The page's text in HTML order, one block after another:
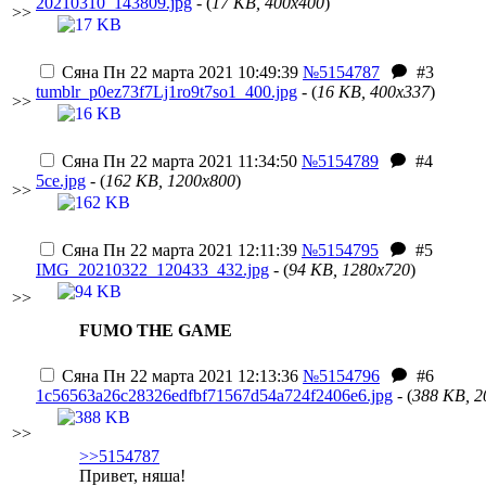
>>
>>
Сяна Пн 22 марта 2021 10:49:39 №5154787
#3
tumblr_p0ez73f7Lj1ro9t7so1_400.jpg - (16 KB, 400x337)
>>
Сяна Пн 22 марта 2021 11:34:50 №5154789
#4
5ce.jpg - (162 KB, 1200x800)
>>
Сяна Пн 22 марта 2021 12:11:39 №5154795
#5
IMG_20210322_120433_432.jpg - (94 KB, 1280x720)
FUMO THE GAME
>>
Сяна Пн 22 марта 2021 12:13:36 №5154796
#6
1c56563a26c28326edfbf71567d54a724f2406e6.jpg - (388 KB,
>>5154787
Привет, няша!